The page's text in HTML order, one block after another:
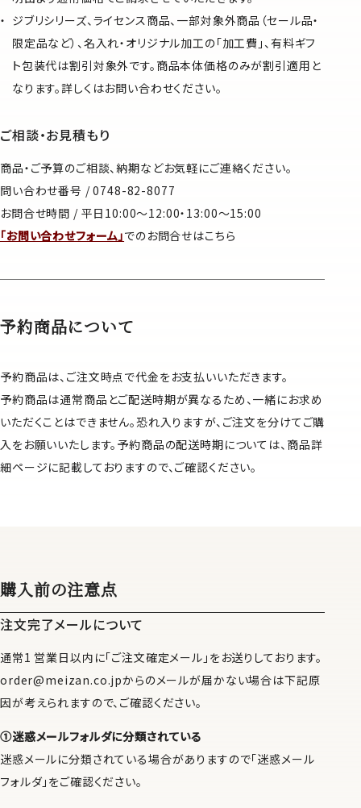
ジブリシリーズ、ライセンス商品、一部対象外商品（セール品・
限定品など）、名入れ・オリジナル加工の「加工費」、有料ギフ
ト包装代は割引対象外です。商品本体価格のみが割引適用と
なります。詳しくはお問い合わせください。
ご相談・お見積もり
商品・ご予算のご相談、納期などお気軽にご連絡ください。
問い合わせ番号 / 0748-82-8077
お問合せ時間 / 平日10:00～12:00・13:00～15:00
「お問い合わせフォーム」でのお問合せはこちら
予約商品について
予約商品は、ご注文時点で代金をお支払いいただきます。
予約商品は通常商品とご配送時期が異なるため、一緒にお求め
いただくことはできません。恐れ入りますが、ご注文を分けてご購
入をお願いいたします。予約商品の配送時期については、商品詳
細ページに記載しておりますので、ご確認ください。
購入前の注意点
注文完了メールについて
通常1 営業日以内に「ご注文確定メール」をお送りしております。
order@meizan.co.jpからのメールが届かない場合は下記原
因が考えられますので、ご確認ください。
①迷惑メールフォルダに分類されている
迷惑メールに分類されている場合がありますので「迷惑メール
フォルダ」をご確認ください。